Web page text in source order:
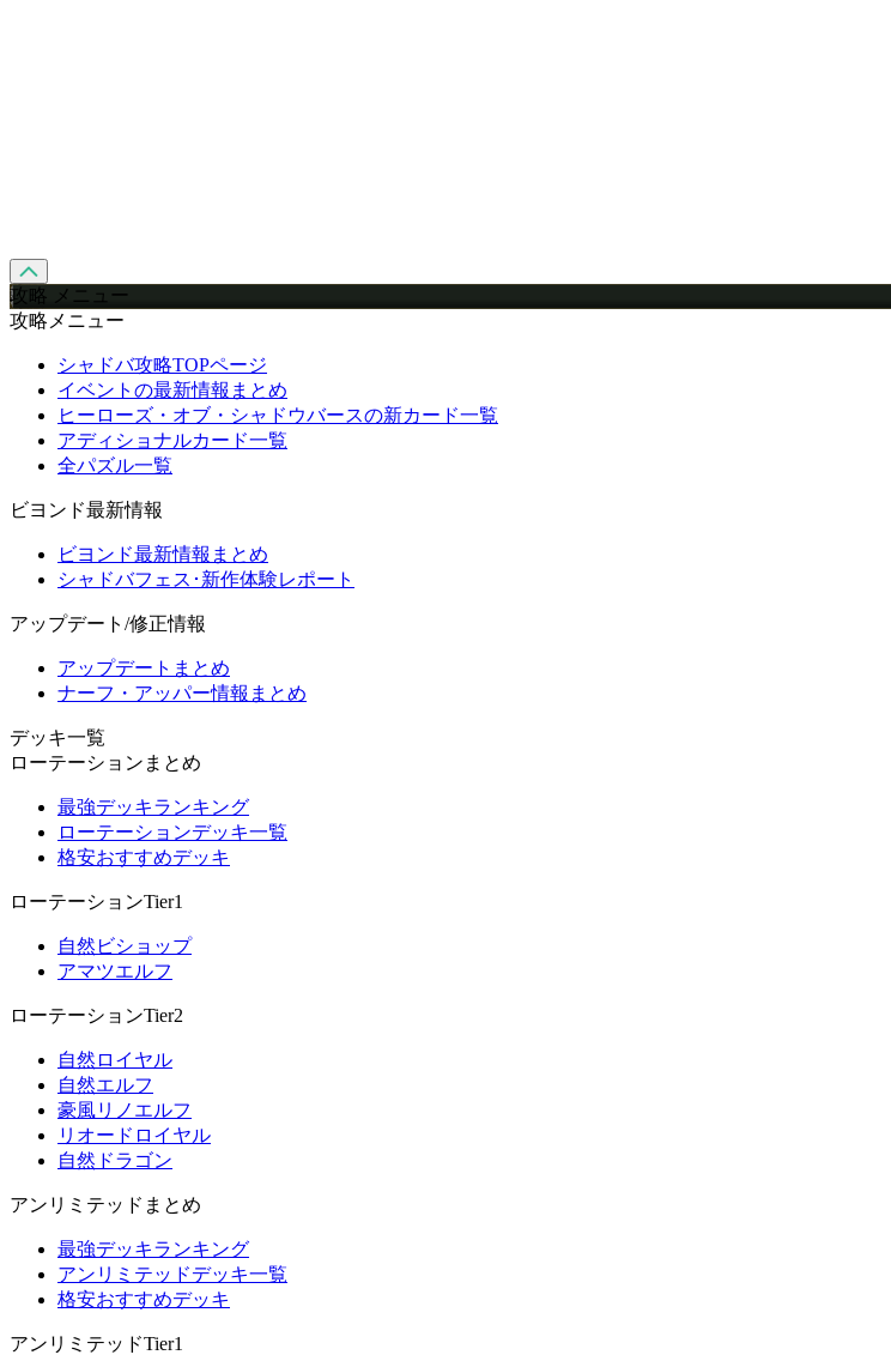
攻略 メニュー
攻略メニュー
シャドバ攻略TOPページ
イベントの最新情報まとめ
ヒーローズ・オブ・シャドウバースの新カード一覧
アディショナルカード一覧
全パズル一覧
ビヨンド最新情報
ビヨンド最新情報まとめ
シャドバフェス･新作体験レポート
アップデート/修正情報
アップデートまとめ
ナーフ・アッパー情報まとめ
デッキ一覧
ローテーションまとめ
最強デッキランキング
ローテーションデッキ一覧
格安おすすめデッキ
ローテーションTier1
自然ビショップ
アマツエルフ
ローテーションTier2
自然ロイヤル
自然エルフ
豪風リノエルフ
リオードロイヤル
自然ドラゴン
アンリミテッドまとめ
最強デッキランキング
アンリミテッドデッキ一覧
格安おすすめデッキ
アンリミテッドTier1